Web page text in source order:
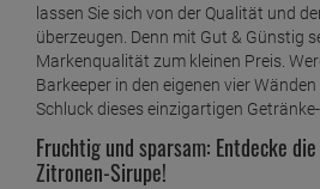
lassen Sie sich von der Qualität und
überzeugen. Denn mit Gut & Günstig
Markenqualität zum kleinen Preis.
Barkeeper in den eigenen vier
Schluck dieses einzigartigen
Fruchtig und sparsam: Entdecke
Zitronen-Sirupe!